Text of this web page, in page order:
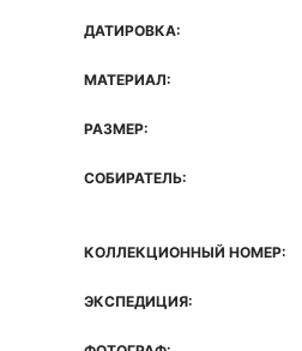
ДАТИРОВКА:
МАТЕРИАЛ:
РАЗМЕР:
СОБИРАТЕЛЬ:
КОЛЛЕКЦИОННЫЙ НОМЕР:
ЭКСПЕДИЦИЯ: